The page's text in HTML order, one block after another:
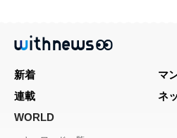
新着
マ
連載
ネ
WORLD